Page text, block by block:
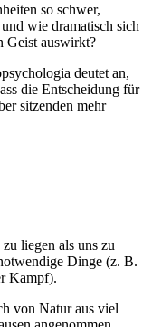
so schwer,
wie dramatisch sich
Geist auswirkt?
deutet an,
die Entscheidung für
sitzenden mehr
liegen als uns zu
Dinge (z. B.
Kampf).
von Natur aus viel